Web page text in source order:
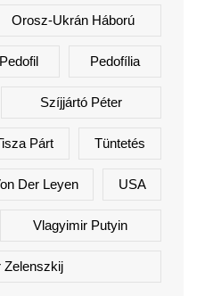
Orosz-Ukrán Háború
Pedofil Pedofília
Szíjjártó Péter
Párt Tüntetés
Der Leyen USA
Vlagyimir Putyin
Zelenszkij